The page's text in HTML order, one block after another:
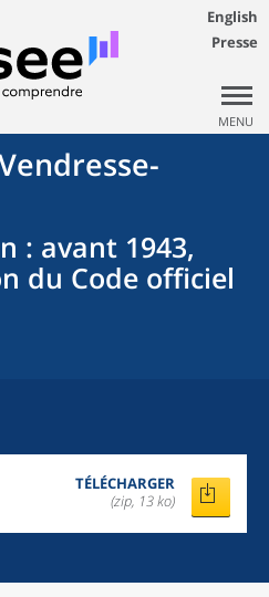
English
Presse
MENU
: avant 1943,
du Code officiel
TÉLÉCHARGER
(zip, 13 ko)